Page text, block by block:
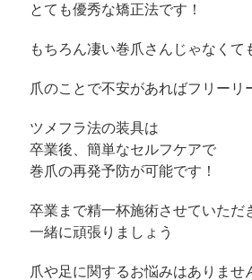
とても優秀な矯正法です！
もちろん凄い巻爪さんじゃなくて
爪のことで不安があればフリーリ
ツメフラ法の装具は
卒業後、簡単なセルフケアで
巻爪の再発予防が可能です！
卒業まで精一杯施術させていただ
一緒に頑張りましょう
爪や足に関するお悩みはありませ